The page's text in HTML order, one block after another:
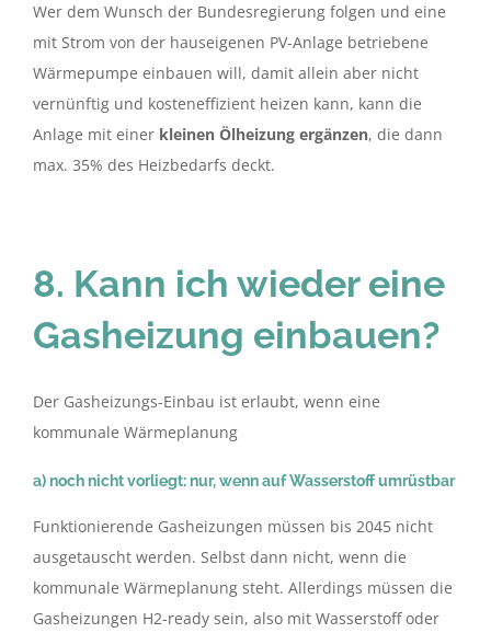
Wer dem Wunsch der Bundesregierung folgen und eine
mit Strom von der hauseigenen PV-Anlage betriebene
Wärmepumpe einbauen will, damit allein aber nicht
vernünftig und kosteneffizient heizen kann, kann die
Anlage mit einer kleinen Ölheizung ergänzen, die dann
max. 35% des Heizbedarfs deckt.
8. Kann ich wieder eine
Gasheizung einbauen?
Der Gasheizungs-Einbau ist erlaubt, wenn eine
kommunale Wärmeplanung
a) noch nicht vorliegt: nur, wenn auf Wasserstoff umrüstbar
Funktionierende Gasheizungen müssen bis 2045 nicht
ausgetauscht werden. Selbst dann nicht, wenn die
kommunale Wärmeplanung steht. Allerdings müssen die
Gasheizungen H2-ready sein, also mit Wasserstoff oder